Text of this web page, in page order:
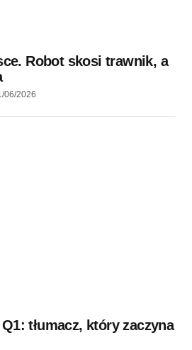
Robot skosi trawnik, a
06/2026
tłumacz, który zaczyna